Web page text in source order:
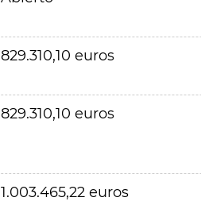
829.310,10 euros
829.310,10 euros
1.003.465,22 euros